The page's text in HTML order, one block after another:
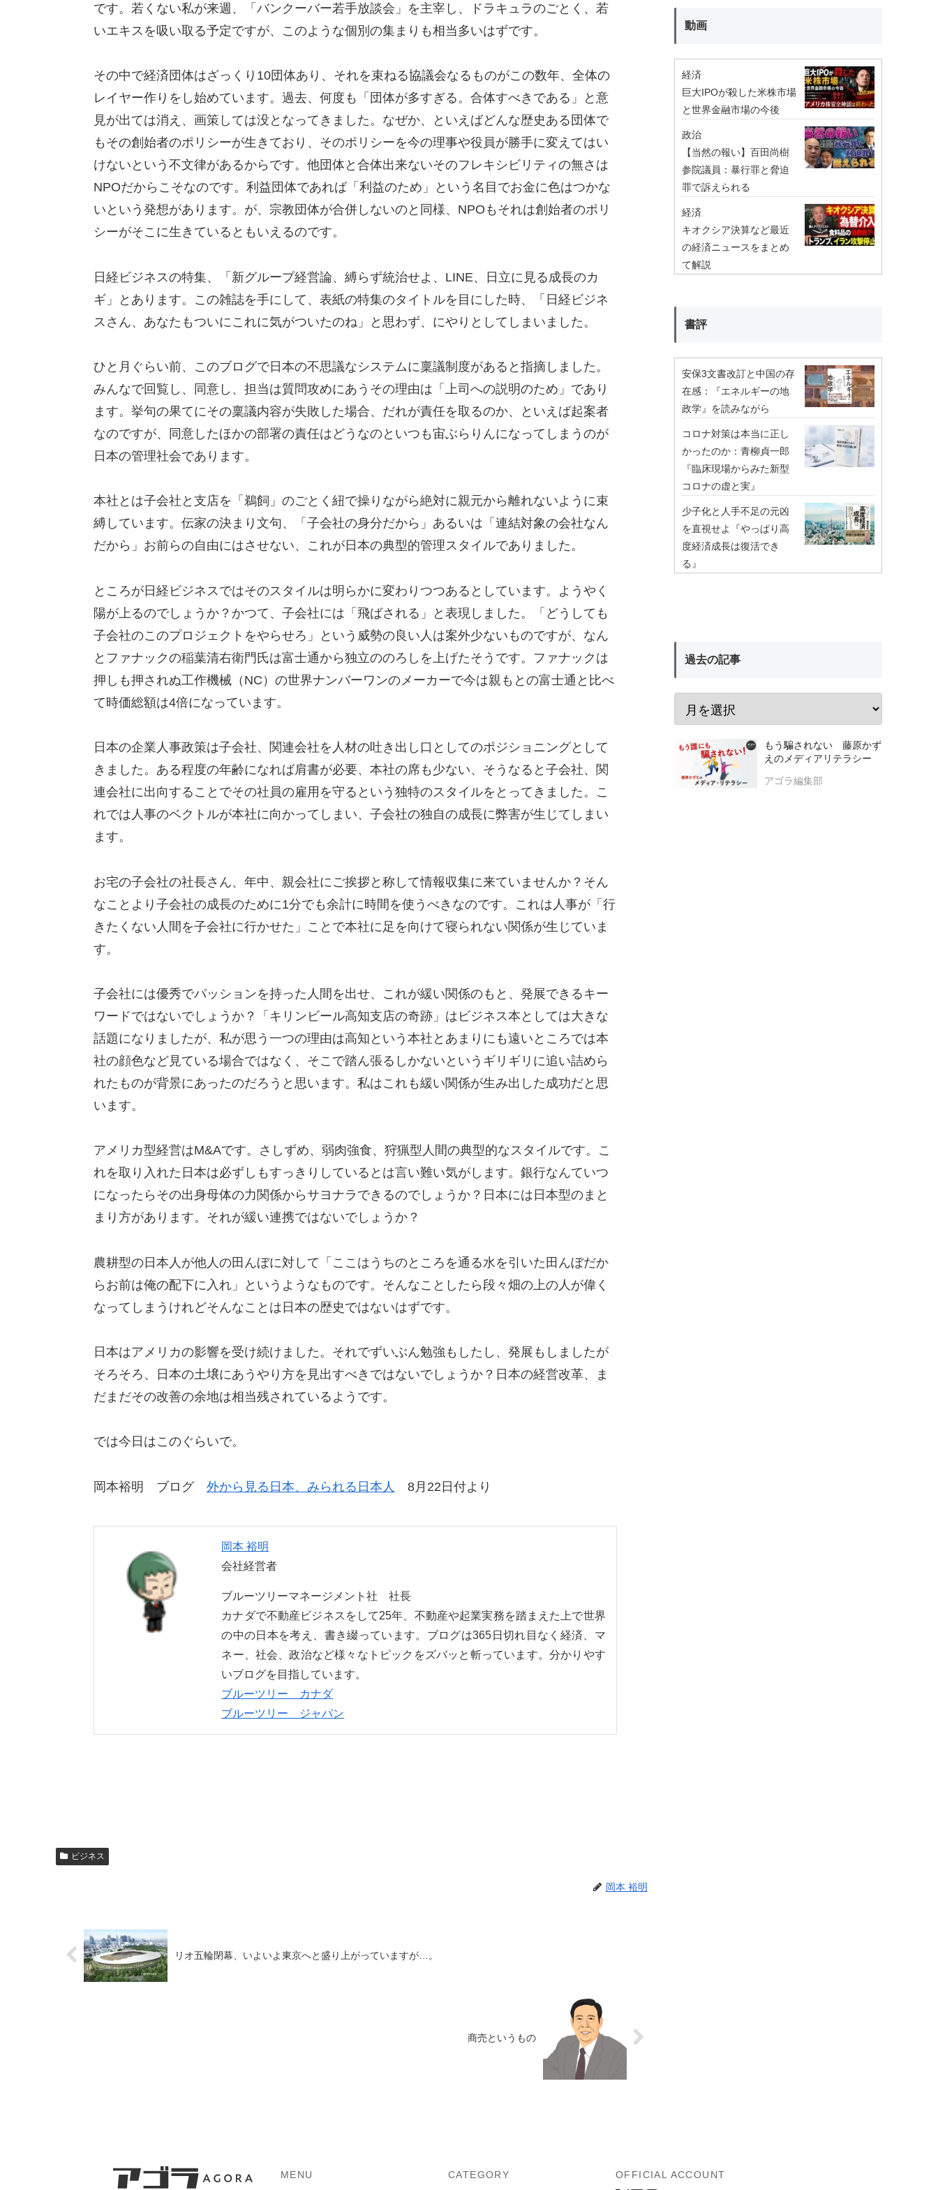
です。若くない私が来週、「バンクーバー若手放談会」を主宰し、ドラキュラのごとく、若
いエキスを吸い取る予定ですが、このような個別の集まりも相当多いはずです。
その中で経済団体はざっくり10団体あり、それを束ねる協議会なるものがこの数年、全体の
レイヤー作りをし始めています。過去、何度も「団体が多すぎる。合体すべきである」と意
見が出ては消え、画策しては没となってきました。なぜか、といえばどんな歴史ある団体で
もその創始者のポリシーが生きており、そのポリシーを今の理事や役員が勝手に変えてはい
けないという不文律があるからです。他団体と合体出来ないそのフレキシビリティの無さは
NPOだからこそなのです。利益団体であれば「利益のため」という名目でお金に色はつかな
いという発想があります。が、宗教団体が合併しないのと同様、NPOもそれは創始者のポリ
シーがそこに生きているともいえるのです。
日経ビジネスの特集、「新グループ経営論、縛らず統治せよ、LINE、日立に見る成長のカ
ギ」とあります。この雑誌を手にして、表紙の特集のタイトルを目にした時、「日経ビジネ
スさん、あなたもついにこれに気がついたのね」と思わず、にやりとしてしまいました。
ひと月ぐらい前、このブログで日本の不思議なシステムに稟議制度があると指摘しました。
みんなで回覧し、同意し、担当は質問攻めにあうその理由は「上司への説明のため」であり
ます。挙句の果てにその稟議内容が失敗した場合、だれが責任を取るのか、といえば起案者
なのですが、同意したほかの部署の責任はどうなのといつも宙ぶらりんになってしまうのが
日本の管理社会であります。
本社とは子会社と支店を「鵜飼」のごとく紐で操りながら絶対に親元から離れないように束
縛しています。伝家の決まり文句、「子会社の身分だから」あるいは「連結対象の会社なん
だから」お前らの自由にはさせない、これが日本の典型的管理スタイルでありました。
ところが日経ビジネスではそのスタイルは明らかに変わりつつあるとしています。ようやく
陽が上るのでしょうか？かつて、子会社には「飛ばされる」と表現しました。「どうしても
子会社のこのプロジェクトをやらせろ」という威勢の良い人は案外少ないものですが、なん
とファナックの稲葉清右衛門氏は富士通から独立ののろしを上げたそうです。ファナックは
押しも押されぬ工作機械（NC）の世界ナンバーワンのメーカーで今は親もとの富士通と比べ
て時価総額は4倍になっています。
日本の企業人事政策は子会社、関連会社を人材の吐き出し口としてのポジショニングとして
きました。ある程度の年齢になれば肩書が必要、本社の席も少ない、そうなると子会社、関
連会社に出向することでその社員の雇用を守るという独特のスタイルをとってきました。こ
れでは人事のベクトルが本社に向かってしまい、子会社の独自の成長に弊害が生じてしまい
ます。
お宅の子会社の社長さん、年中、親会社にご挨拶と称して情報収集に来ていませんか？そん
なことより子会社の成長のために1分でも余計に時間を使うべきなのです。これは人事が「行
きたくない人間を子会社に行かせた」ことで本社に足を向けて寝られない関係が生じていま
す。
子会社には優秀でパッションを持った人間を出せ、これが緩い関係のもと、発展できるキー
ワードではないでしょうか？「キリンビール高知支店の奇跡」はビジネス本としては大きな
話題になりましたが、私が思う一つの理由は高知という本社とあまりにも遠いところでは本
社の顔色など見ている場合ではなく、そこで踏ん張るしかないというギリギリに追い詰めら
れたものが背景にあったのだろうと思います。私はこれも緩い関係が生み出した成功だと思
います。
アメリカ型経営はM&Aです。さしずめ、弱肉強食、狩猟型人間の典型的なスタイルです。こ
れを取り入れた日本は必ずしもすっきりしているとは言い難い気がします。銀行なんていつ
になったらその出身母体の力関係からサヨナラできるのでしょうか？日本には日本型のまと
まり方があります。それが緩い連携ではないでしょうか？
農耕型の日本人が他人の田んぼに対して「ここはうちのところを通る水を引いた田んぼだか
らお前は俺の配下に入れ」というようなものです。そんなことしたら段々畑の上の人が偉く
なってしまうけれどそんなことは日本の歴史ではないはずです。
日本はアメリカの影響を受け続けました。それでずいぶん勉強もしたし、発展もしましたが
そろそろ、日本の土壌にあうやり方を見出すべきではないでしょうか？日本の経営改革、ま
だまだその改善の余地は相当残されているようです。
では今日はこのぐらいで。
岡本裕明 ブログ 外から見る日本、みられる日本人 8月22日付より
岡本 裕明
会社経営者
ブルーツリーマネージメント社 社長
カナダで不動産ビジネスをして25年、不動産や起業実務を踏まえた上で世界
の中の日本を考え、書き綴っています。ブログは365日切れ目なく経済、マ
ネー、社会、政治など様々なトピックをズバッと斬っています。分かりやす
いブログを目指しています。
ブルーツリー カナダ
ブルーツリー ジャパン
ビジネス
岡本 裕明
リオ五輪閉幕、いよいよ東京へと盛り上がっていますが…。
商売というもの
動画
経済
巨大IPOが殺した米株市場
と世界金融市場の今後
政治
【当然の報い】百田尚樹
参院議員：暴行罪と脅迫
罪で訴えられる
経済
キオクシア決算など最近
の経済ニュースをまとめ
て解説
書評
安保3文書改訂と中国の存
在感：『エネルギーの地
政学』を読みながら
コロナ対策は本当に正し
かったのか：青柳貞一郎
『臨床現場からみた新型
コロナの虚と実』
少子化と人手不足の元凶
を直視せよ『やっぱり高
度経済成長は復活でき
る』
過去の記事
もう騙されない 藤原かず
えのメディアリテラシー
アゴラ編集部
MENU CATEGORY OFFICIAL ACCOUNT